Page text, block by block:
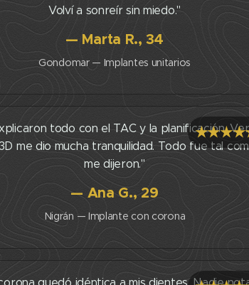
Volví a sonreír sin miedo."
— Marta R., 34
Gondomar — Implantes unitarios
Beneficios
todo con el TAC y la planificación. Ver
me dio mucha tranquilidad. Todo fue tal
me dijeron."
— Ana G., 29
Nigrán — Implante con corona
Beneficios ocultos:
quedó idéntica a mis dientes. Nadie